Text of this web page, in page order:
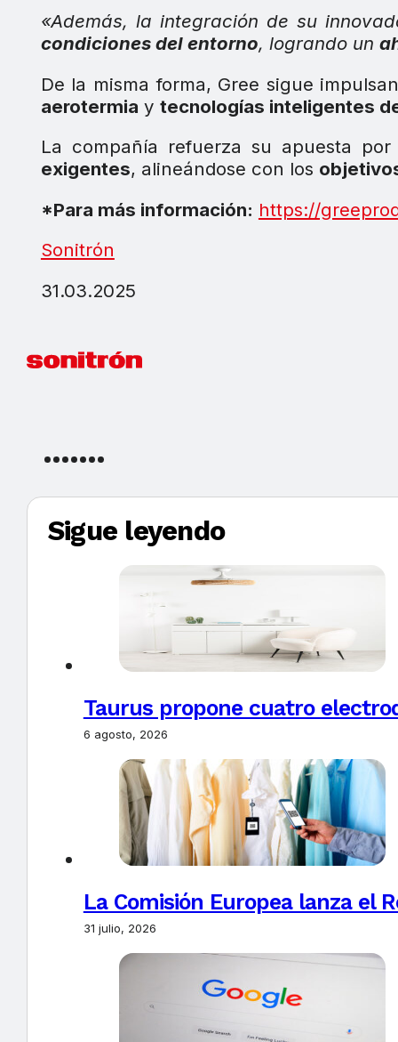
«Además, la integración de su
condiciones del entorno, logrando un
De la misma forma, Gree sigue
aerotermia y tecnologías inteligentes
La compañía refuerza su apuesta
exigentes, alineándose con los
*Para más información: https://
Sonitrón
31.03.2025
Sigue leyendo
Taurus propone cuatro
6 agosto, 2026
La Comisión Europea lanza el
31 julio, 2026